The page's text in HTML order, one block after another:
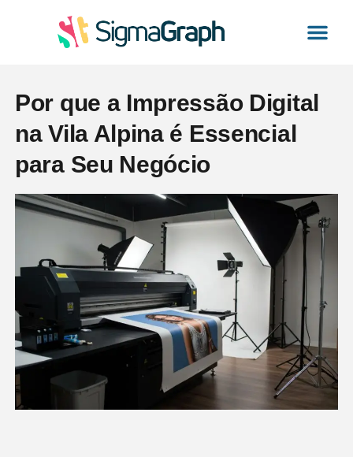
Por que a Impressão Digital
na Vila Alpina é Essencial
para Seu Negócio